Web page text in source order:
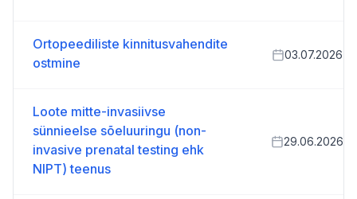
Ortopeediliste kinnitusvahendite
ostmine
03.07.2026
Loote mitte-invasiivse
sünnieelse sõeluuringu (non-
invasive prenatal testing ehk
NIPT) teenus
29.06.2026